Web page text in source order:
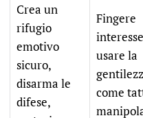
Crea un
rifugio
emotivo
sicuro,
disarma le
difese,
Fingere
usare la
come